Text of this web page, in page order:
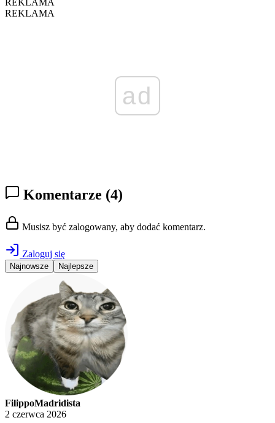
REKLAMA
REKLAMA
ad
Komentarze (4)
Musisz być zalogowany, aby dodać komentarz.
Zaloguj się
Najnowsze Najlepsze
FilippoMadridista
2 czerwca 2026